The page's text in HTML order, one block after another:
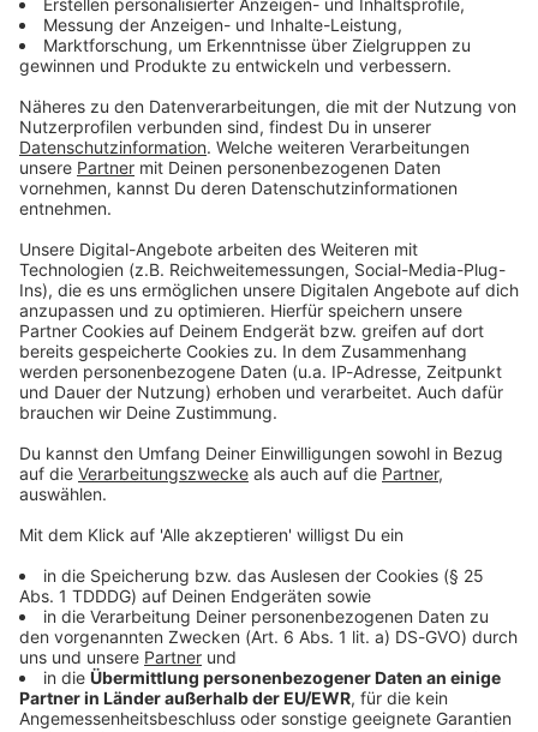
informieren dich.
Zum Newsletter anmelden
Du möchtest uns etwas sagen?
Studio Hotline
Kontaktformular
© dpa-infocom, dpa:260628-930-296577/1
DAS KÖNNTE DICH AUCH INTERESSIEREN
Bayern